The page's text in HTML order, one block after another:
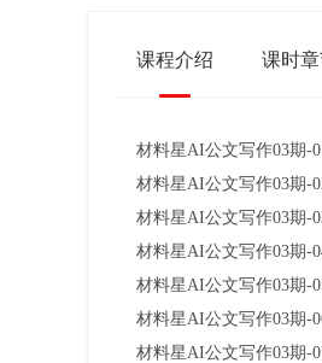
课程介绍 课时
材料星AI公文写作03期-
材料星AI公文写作03期-
材料星AI公文写作03期-
材料星AI公文写作03期-
材料星AI公文写作03期-
材料星AI公文写作03期-
材料星AI公文写作03期-